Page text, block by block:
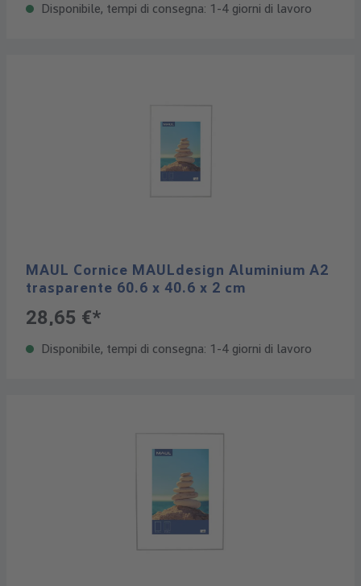
Disponibile, tempi di consegna: 1-4 giorni di lavoro
MAUL Cornice MAULdesign Aluminium A2
trasparente 60.6 x 40.6 x 2 cm
28,65 €*
Disponibile, tempi di consegna: 1-4 giorni di lavoro